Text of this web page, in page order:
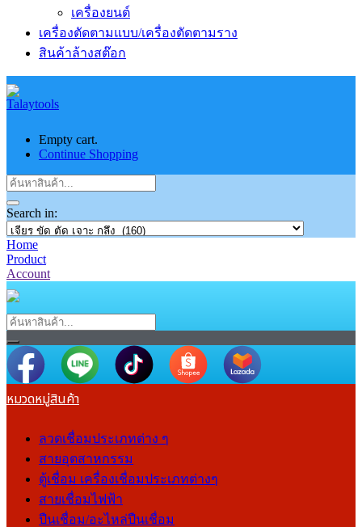
เครื่องยนต์
เครื่องตัดตามแบบ/เครื่องตัดตามราง
สินค้าล้างสต๊อก
Empty cart.
Continue Shopping
Search in:
Home
Product
Account
หมวดหมู่สินค้า
ลวดเชื่อมประเภทต่าง ๆ
สายอุตสาหกรรม
ตู้เชื่อม เครื่องเชื่อมประเภทต่างๆ
สายเชื่อมไฟฟ้า
ปืนเชื่อม/อะไหล่ปืนเชื่อม